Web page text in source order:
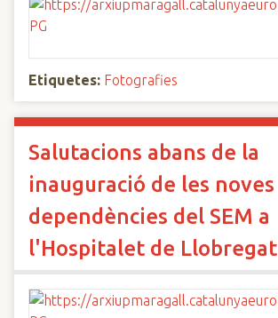
Etiquetes: Fotografies
Salutacions abans de la
inauguració de les noves
dependències del SEM a
l'Hospitalet de Llobregat